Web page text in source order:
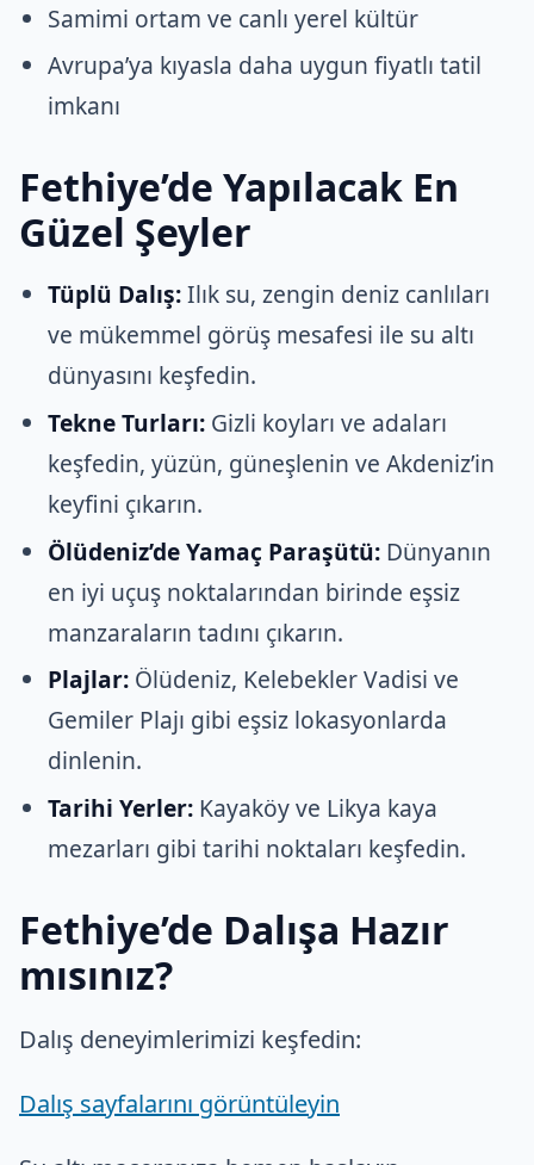
Samimi ortam ve canlı yerel kültür
Avrupa’ya kıyasla daha uygun fiyatlı tatil
imkanı
Fethiye’de Yapılacak En
Güzel Şeyler
Tüplü Dalış:Ilık su, zengin deniz canlıları
ve mükemmel görüş mesafesi ile su altı
dünyasını keşfedin.
Tekne Turları: Gizli koyları ve adaları
keşfedin, yüzün, güneşlenin ve Akdeniz’in
keyfini çıkarın.
Ölüdeniz’de Yamaç Paraşütü: Dünyanın
en iyi uçuş noktalarından birinde eşsiz
manzaraların tadını çıkarın.
Plajlar: Ölüdeniz, Kelebekler Vadisi ve
Gemiler Plajı gibi eşsiz lokasyonlarda
dinlenin.
Tarihi Yerler: Kayaköy ve Likya kaya
mezarları gibi tarihi noktaları keşfedin.
Fethiye’de Dalışa Hazır
mısınız?
Dalış deneyimlerimizi keşfedin:
Dalış sayfalarını görüntüleyin